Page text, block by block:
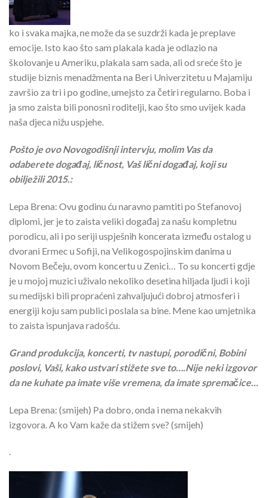
ko i svaka majka, ne može da se suzdrži kada je preplave
emocije. Isto kao što sam plakala kada je odlazio na
školovanje u Ameriku, plakala sam sada, ali od sreće što je
studije biznis menadžmenta na Beri Univerzitetu u Majamiju
završio za tri i po godine, umejsto za četiri regularno. Boba i
ja smo zaista bili ponosni roditelji, kao što smo uvijek kada
naša djeca nižu uspjehe.
Pošto je ovo Novogodišnji intervju, molim Vas da
odaberete događaj, ličnost, Vaš lični događaj, koji su
obilježili 2015.:
Lepa Brena: Ovu godinu ću naravno pamtiti po Stefanovoj
diplomi, jer je to zaista veliki događaj za našu kompletnu
porodicu, ali i po seriji uspješnih koncerata između ostalog u
dvorani Ermec u Sofiji, na Velikogospojinskim danima u
Novom Bečeju, ovom koncertu u Zenici… To su koncerti gdje
je u mojoj muzici uživalo nekoliko desetina hiljada ljudi i koji
su medijski bili propraćeni zahvaljujući dobroj atmosferi i
energiji koju sam publici poslala sa bine. Mene kao umjetnika
to zaista ispunjava radošću.
Grand produkcija, koncerti, tv nastupi, porodični, Bobini
poslovi, Vaši, kako ustvari stižete sve to….Nije neki izgovor
da ne kuhate pa imate više vremena, da imate spremačice…
Lepa Brena: (smijeh) Pa dobro, onda i nema nekakvih
izgovora. A ko Vam kaže da stižem sve? (smijeh)
.